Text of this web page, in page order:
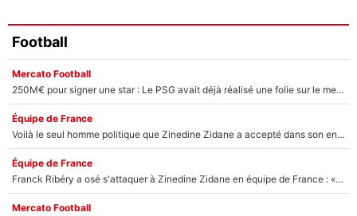
Football
Mercato Football
250M€ pour signer une star : Le PSG avait déjà réalisé une folie sur le mercato bien avant Neymar !
Équipe de France
Voilà le seul homme politique que Zinedine Zidane a accepté dans son entourage : «Je garde un très bon souvenir de lui»
Équipe de France
Franck Ribéry a osé s'attaquer à Zinedine Zidane en équipe de France : «Je n'aurais jamais fait ça»
Mercato Football